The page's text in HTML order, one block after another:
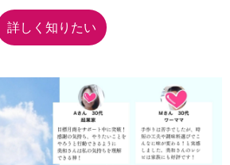
詳しく知りたい